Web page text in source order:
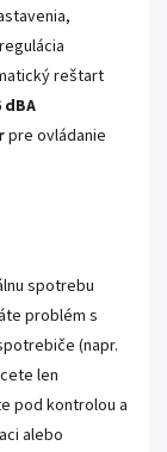
reštart
dBA
pre ovládanie
spotrebu
problém s
(napr.
len
pod kontrolou a
alebo